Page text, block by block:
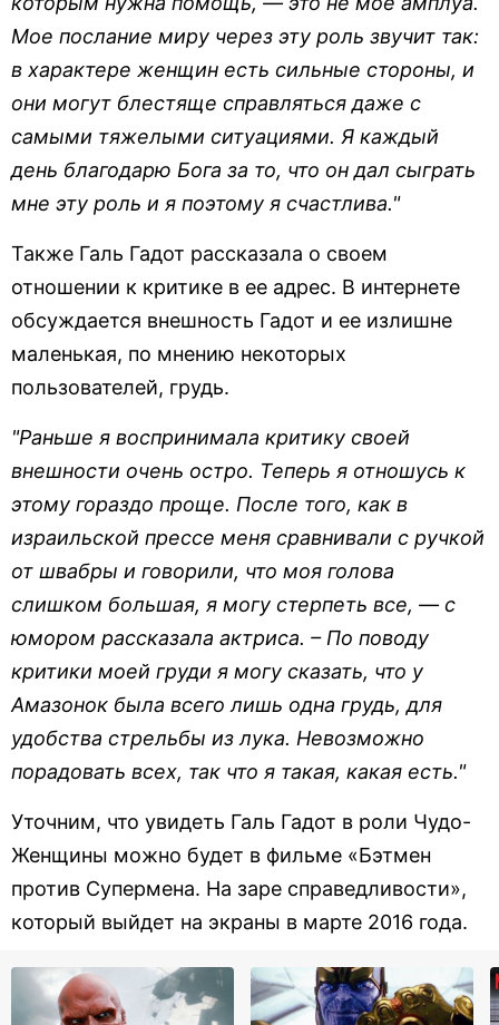
Мое послание миру через эту роль звучит так:
в характере женщин есть сильные стороны, и
они могут блестяще справляться даже с
самыми тяжелыми ситуациями. Я каждый
день благодарю Бога за то, что он дал сыграть
мне эту роль и я поэтому я счастлива."
Также Галь Гадот рассказала о своем
отношении к критике в ее адрес. В интернете
обсуждается внешность Гадот и ее излишне
маленькая, по мнению некоторых
пользователей, грудь.
"Раньше я воспринимала критику своей
внешности очень остро. Теперь я отношусь к
этому гораздо проще. После того, как в
израильской прессе меня сравнивали с ручкой
от швабры и говорили, что моя голова
слишком большая, я могу стерпеть все, — с
юмором рассказала актриса. – По поводу
критики моей груди я могу сказать, что у
Амазонок была всего лишь одна грудь, для
удобства стрельбы из лука. Невозможно
порадовать всех, так что я такая, какая есть."
Уточним, что увидеть Галь Гадот в роли Чудо-
Женщины можно будет в фильме «Бэтмен
против Супермена. На заре справедливости»,
который выйдет на экраны в марте 2016 года.